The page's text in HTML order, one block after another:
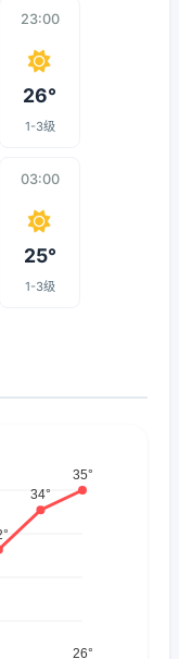
23:00
26°
1-3级
03:00
25°
1-3级